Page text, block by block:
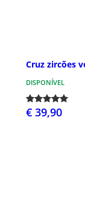
Cruz zircões
DISPONÍVEL
€ 39,90